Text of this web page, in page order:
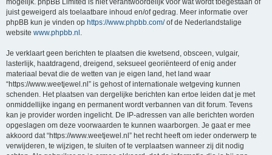
mogelijk. phpBB Limited is niet verantwoordelijk voor wat wordt toegestaan of
juist geweigerd als toelaatbare inhoud en/of gedrag. Meer informatie over
phpBB kun je vinden op https://www.phpbb.com/of de Nederlandstalige
website www.phpbb.nl .
Je verklaart geen berichten te plaatsen die kwetsend, obsceen, vulgair,
lasterlijk, haatdragend, dreigend, seksueel georiënteerd of enig ander
materiaal bevat die de wetten van je eigen land, het land waar
“https://www.weetjewel.nl” is gehost of internationale wetgeving kunnen
schenden. Het plaatsen van dergelijke berichten kan ertoe leiden dat je met
onmiddellijke ingang en permanent wordt verbannen van dit forum. Tevens
kan je provider worden ingelicht. De IP-adressen van alle berichten worden
opgeslagen om deze voorwaarden te kunnen waarborgen. Je gaat er mee
akkoord dat “https://www.weetjewel.nl” het recht heeft om ieder onderwerp te
verwijderen, te wijzigen, te sluiten of te verplaatsen wanneer zij dit nodig